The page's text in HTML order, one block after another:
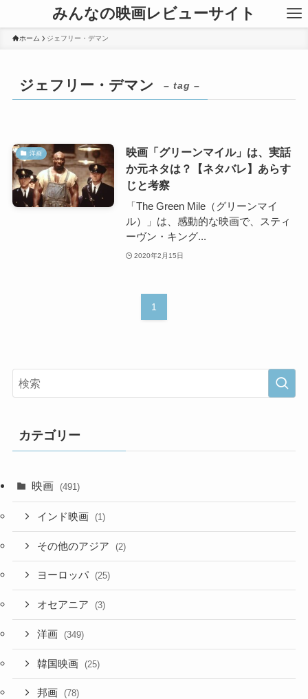
みんなの映画レビューサイト
ホーム ジェフリー・デマン
ジェフリー・デマン – tag –
洋画
映画「グリーンマイル」は、実話
か元ネタは？【ネタバレ】あらす
じと考察
「The Green Mile（グリーンマイ
ル）」は、感動的な映画で、スティ
ーヴン・キング...
2020年2月15日
1
カテゴリー
映画 (491)
インド映画 (1)
その他のアジア (2)
ヨーロッパ (25)
オセアニア (3)
洋画 (349)
韓国映画 (25)
邦画 (78)